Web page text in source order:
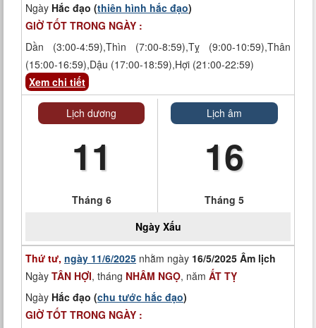
Ngày Hắc đạo (thiên hình hắc đạo)
GIỜ TỐT TRONG NGÀY :
Dần (3:00-4:59),Thìn (7:00-8:59),Tỵ (9:00-10:59),Thân
(15:00-16:59),Dậu (17:00-18:59),Hợi (21:00-22:59)
Xem chi tiết
Lịch dương
11
Tháng 6
Lịch âm
16
Tháng 5
Ngày Xấu
Thứ tư, ngày 11/6/2025 nhằm ngày 16/5/2025 Âm lịch
Ngày TÂN HỢI, tháng NHÂM NGỌ, năm ẤT TỴ
Ngày Hắc đạo (chu tước hắc đạo)
GIỜ TỐT TRONG NGÀY :